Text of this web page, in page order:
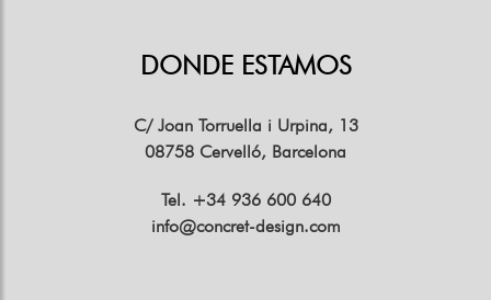
DONDE ESTAMOS
C/ Joan Torruella i Urpina, 13
08758 Cervelló, Barcelona
Tel. +34 936 600 640
info@concret-design.com